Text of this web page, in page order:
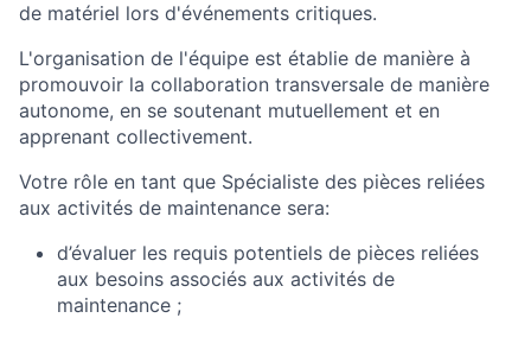
de matériel lors d'événements critiques.
L'organisation de l'équipe est établie de manière à
promouvoir la collaboration transversale de manière
autonome, en se soutenant mutuellement et en
apprenant collectivement.
Votre rôle en tant que Spécialiste des pièces reliées
aux activités de maintenance sera:
d’évaluer les requis potentiels de pièces reliées
aux besoins associés aux activités de
maintenance ;